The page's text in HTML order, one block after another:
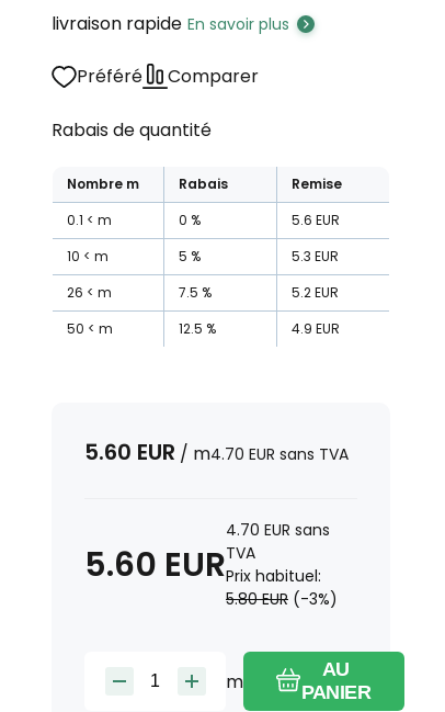
livraison rapide En savoir plus
Préféré Comparer
Rabais de quantité
Nombre m Rabais
Remise
0.1
m 0 % 5.6 EUR
10
m 5 % 5.3 EUR
26
m 7.5 % 5.2EUR
50
m 12.5 % 4.9 EUR
5.60 EUR / m4.70 EUR sans TVA
5.60 EUR
4.70 EUR sans
TVA
Prix habituel:
5.80 EUR (-3%)
m
AU
PANIER